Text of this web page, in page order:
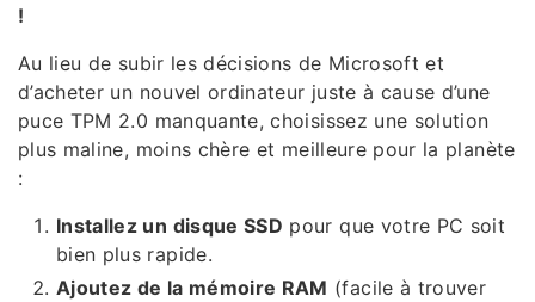
!
Au lieu de subir les décisions de Microsoft et
d’acheter un nouvel ordinateur juste à cause d’une
puce TPM 2.0 manquante, choisissez une solution
plus maline, moins chère et meilleure pour la planète
:
Installez un disque SSD pour que votre PC soit
bien plus rapide.
Ajoutez de la mémoire RAM (facile à trouver